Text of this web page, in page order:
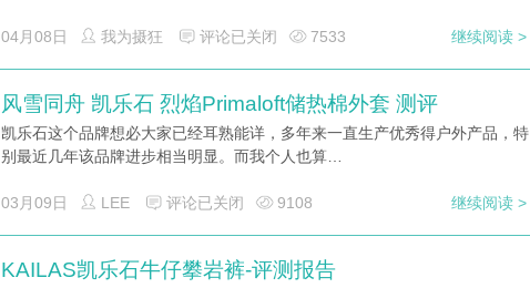
04月08日 我为摄狂 评论已关闭 7533 继续阅读 >
风雪同舟 凯乐石 烈焰Primaloft储热棉外套 测评
凯乐石这个品牌想必大家已经耳熟能详，多年来一直生产优秀得户外产品，特
别最近几年该品牌进步相当明显。而我个人也算…
03月09日 LEE 评论已关闭 9108 继续阅读 >
KAILAS凯乐石牛仔攀岩裤-评测报告